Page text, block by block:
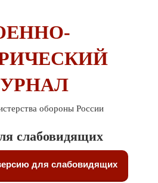
обороны России
слабовидящих
для слабовидящих